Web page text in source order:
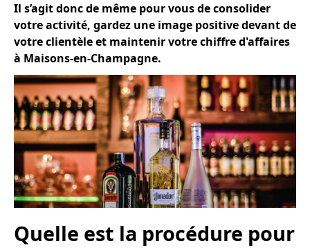
Il s’agit donc de même pour vous de consolider
votre activité, gardez une image positive devant de
votre clientèle et maintenir votre chiffre d'affaires
à Maisons-en-Champagne.
Quelle est la procédure pour